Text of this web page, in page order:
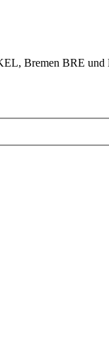
Bremen BRE und